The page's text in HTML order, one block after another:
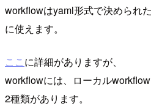
workflowはyaml形式で決められ
に使えます。
ここに詳細がありますが、
workflowには、ローカル
2種類があります。